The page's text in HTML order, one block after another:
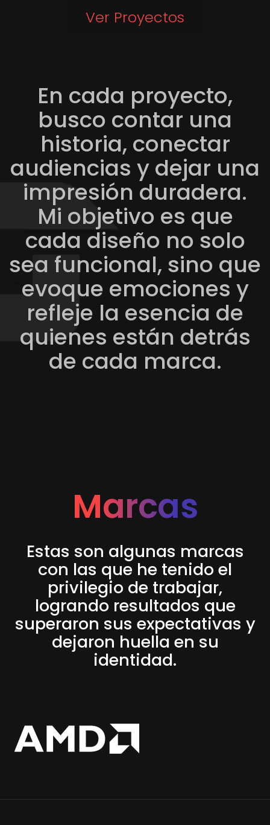
Ver Proyectos
En cada proyecto,
busco contar una
historia, conectar
audiencias y dejar una
impresión duradera.
Mi objetivo es que
cada diseño no solo
sea funcional, sino que
evoque emociones y
refleje la esencia de
quienes están detrás
de cada marca.
Marcas
Estas son algunas marcas
con las que he tenido el
privilegio de trabajar,
logrando resultados que
superaron sus expectativas y
dejaron huella en su
identidad.